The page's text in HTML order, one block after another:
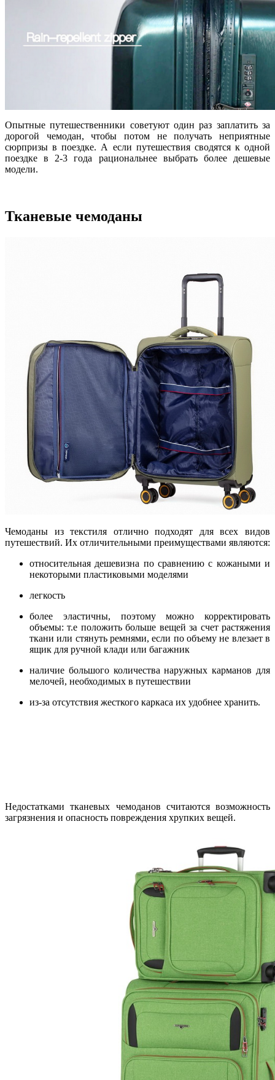
Опытные путешественники советуют один раз заплатить за
дорогой чемодан, чтобы потом не получать неприятные
сюрпризы в поездке. А если путешествия сводятся к одной
поездке в 2-3 года рациональнее выбрать более дешевые
модели.
Тканевые чемоданы
Чемоданы из текстиля отлично подходят для всех видов
путешествий. Их отличительными преимуществами являются:
относительная дешевизна по сравнению с кожаными и
некоторыми пластиковыми моделями
легкость
более эластичны, поэтому можно корректировать
объемы: т.е положить больше вещей за счет растяжения
ткани или стянуть ремнями, если по объему не влезает в
ящик для ручной клади или багажник
наличие большого количества наружных карманов для
мелочей, необходимых в путешествии
из-за отсутствия жесткого каркаса их удобнее хранить.
Недостатками тканевых чемоданов считаются возможность
загрязнения и опасность повреждения хрупких вещей.